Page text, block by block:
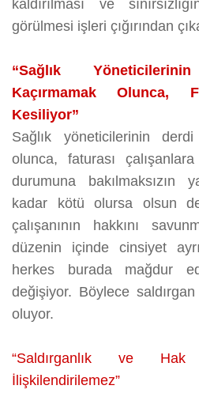
kaldırılması ve
görülmesi işleri çığırından
“Sağlık
Kaçırmamak Olunca,
Kesiliyor”
Sağlık yöneticilerinin
olunca, faturası
durumuna bakılmaksızın
kadar kötü olursa olsun
çalışanının hakkını
düzenin içinde cinsiyet
herkes burada mağdur
değişiyor. Böylece
oluyor.
“Saldırganlık ve
İlişkilendirilemez”